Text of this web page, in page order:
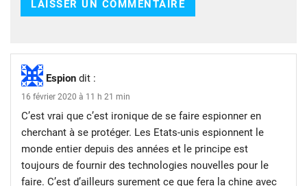
Espion dit :
16 février 2020 à 11 h 21 min
C’est vrai que c’est ironique de se faire espionner en
cherchant à se protéger. Les Etats-unis espionnent le
monde entier depuis des années et le principe est
toujours de fournir des technologies nouvelles pour le
faire. C’est d’ailleurs surement ce que fera la chine avec